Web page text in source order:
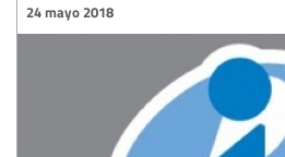
24 mayo 2018